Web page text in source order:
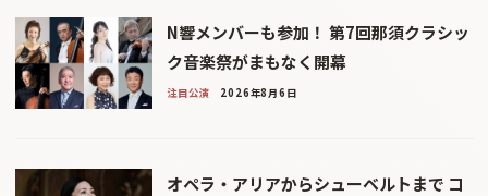
N響メンバーも参加！ 第7回那須クラシッ
ク音楽祭がまもなく開幕
注目公演 2026年8月6日
オペラ・アリアからシューベルトまで コ